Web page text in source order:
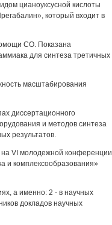
цианоуксусной кислоты
который входит в
СО. Показана
для синтеза третичных
масштабирования
диссертационного
и методов синтеза
результатов.
VI молодежной конференции
и комплексообразования»
а именно: 2 - в научных
докладов научных